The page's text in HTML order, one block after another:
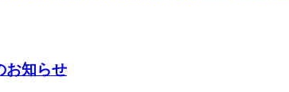
お知らせ